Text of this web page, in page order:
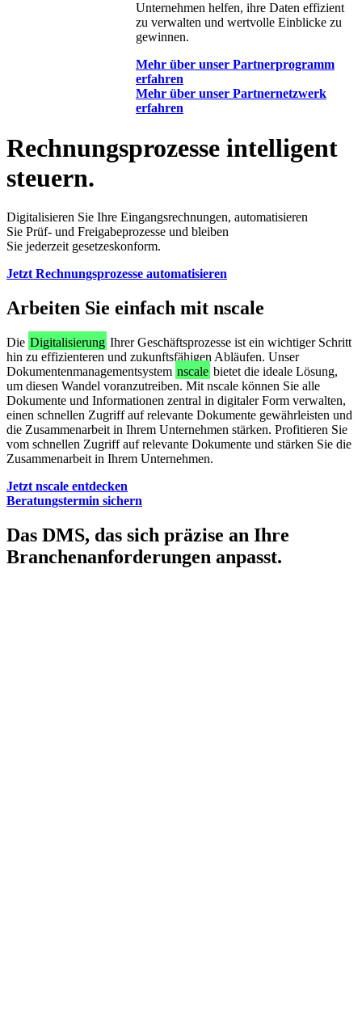
Unternehmen helfen, ihre Daten effizient
zu verwalten und wertvolle Einblicke zu
gewinnen.
Mehr über unser Partnerprogramm
erfahren
Mehr über unser Partnernetzwerk
erfahren
Rechnungsprozesse intelligent
steuern.
Digitalisieren Sie Ihre Eingangsrechnungen, automatisieren
Sie Prüf- und Freigabeprozesse und bleiben
Sie jederzeit gesetzeskonform.
Jetzt Rechnungsprozesse automatisieren
Arbeiten Sie einfach mit nscale
Die Digitalisierung Ihrer Geschäftsprozesse ist ein wichtiger Schritt
hin zu effizienteren und zukunftsfähigen Abläufen. Unser
Dokumentenmanagementsystem nscale bietet die ideale Lösung,
um diesen Wandel voranzutreiben. Mit nscale können Sie alle
Dokumente und Informationen zentral in digitaler Form verwalten,
einen schnellen Zugriff auf relevante Dokumente gewährleisten und
die Zusammenarbeit in Ihrem Unternehmen stärken. Profitieren Sie
vom schnellen Zugriff auf relevante Dokumente und stärken Sie die
Zusammenarbeit in Ihrem Unternehmen.
Jetzt nscale entdecken
Beratungstermin sichern
Das DMS, das sich präzise an Ihre
Branchenanforderungen anpasst.